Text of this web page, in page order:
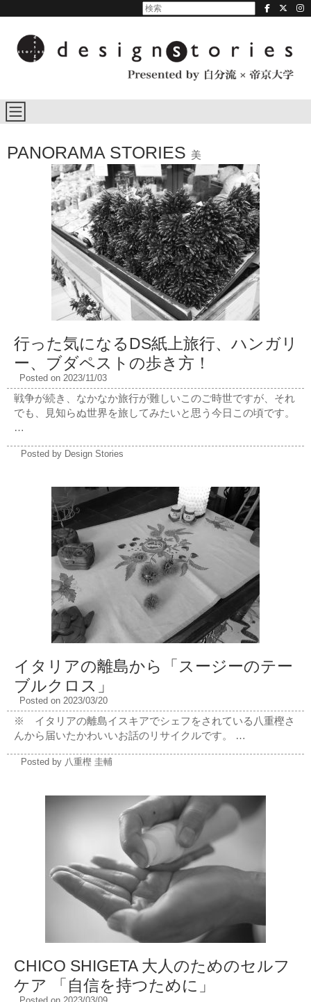
PANORAMA STORIES 美
行った気になるDS紙上旅行、ハンガリ
ー、ブダペストの歩き方！
Posted on 2023/11/03
戦争が続き、なかなか旅行が難しいこのご時世ですが、それ
でも、見知らぬ世界を旅してみたいと思う今日この頃です。
…
Posted by Design Stories
イタリアの離島から「スージーのテー
ブルクロス」
Posted on 2023/03/20
※ イタリアの離島イスキアでシェフをされている八重樫さ
んから届いたかわいいお話のリサイクルです。 …
Posted by 八重樫 圭輔
CHICO SHIGETA 大人のためのセルフ
ケア 「自信を持つために」